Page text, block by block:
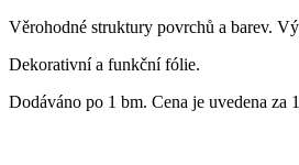
Věrohodné struktury povrchů a barev.
Dekorativní a funkční fólie.
Dodáváno po 1 bm. Cena je uvedena za